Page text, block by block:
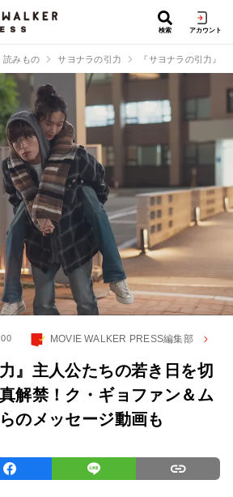
検索 アカウント
読みもの サヨナラの引力 『サヨナラの引力』
MOVIE WALKER PRESS編集部
』主人公たちの若き日を切
解禁！ク・ギョファン＆ム
のメッセージ動画も